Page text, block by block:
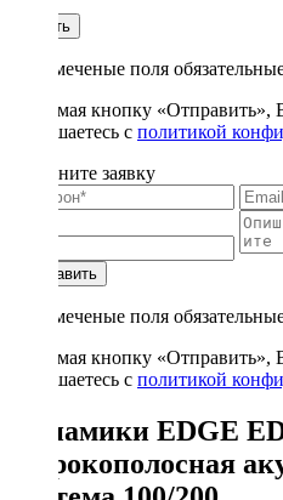
Купить
* - отмеченые поля
Нажимая кнопку «Отправить»,
соглашаетесь с политикой
Заполните заявку
Отправить
* - отмеченые поля
Нажимая кнопку «Отправить»,
соглашаетесь с политикой
Динамики EDGE
широкополосная